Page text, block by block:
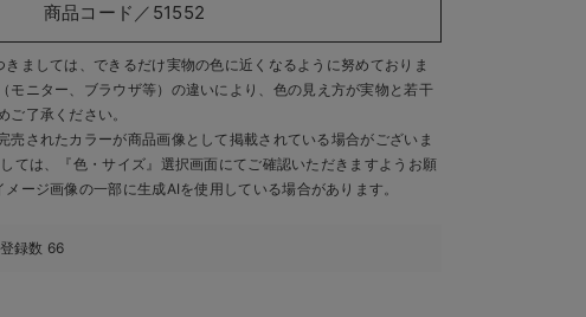
商品コード／51552
ましては、できるだけ実物の色に近くなるように努めておりま
モニター、ブラウザ等）の違いにより、色の見え方が実物と若干
ご了承ください。
売されたカラーが商品画像として掲載されている場合がございま
ては、『色・サイズ』選択画面にてご確認いただきますようお願
ージ画像の一部に生成AIを使用している場合があります。
録数 66